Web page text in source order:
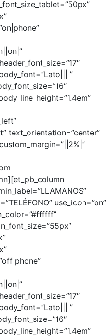
text_orientation=”center”
use_icon=”on”